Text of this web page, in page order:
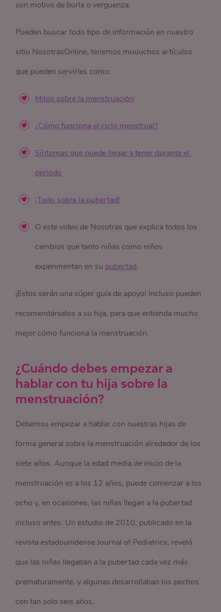
son motivo de burla o verguenza.
Pueden buscar todo tipo de información en nuestro
sitio NosotrasOnline, tenemos muuuchos artículos
que pueden servirles como:
Mitos sobre la menstruación
¿Cómo funciona el ciclo menstrual?
Síntomas que puede llegar a tener durante el
periodo
¡Todo sobre la pubertad!
O este video de Nosotras que explica todos los
cambios que tanto niñas como niños
experimentan en su pubertad.
¡Estos serán una súper guía de apoyo! Incluso pueden
recomendárselos a su hija, para que entienda mucho
mejor cómo funciona la menstruación.
¿Cuándo debes empezar a
hablar con tu hija sobre la
menstruación?
Debemos empezar a hablar con nuestras hijas de
forma general sobre la menstruación alrededor de los
siete años. Aunque la edad media de inicio de la
menstruación es a los 12 años, puede comenzar a los
ocho y, en ocasiones, las niñas llegan a la pubertad
incluso antes. Un estudio de 2010, publicado en la
revista estadounidense Journal of Pediatrics, reveló
que las niñas llegaban a la pubertad cada vez más
prematuramente, y algunas desarrollaban los pechos
con tan solo seis años.